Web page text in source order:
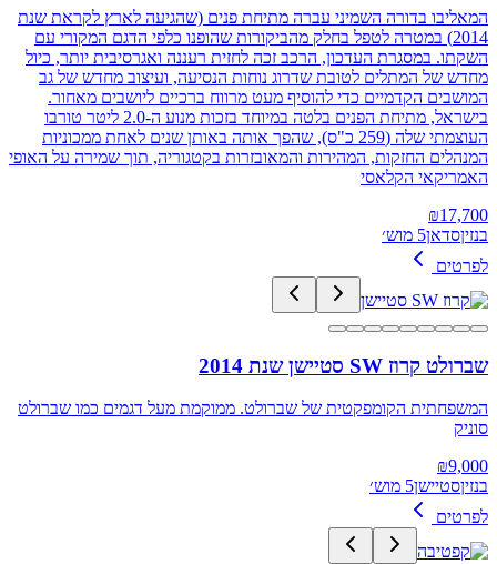
המאליבו בדורה השמיני עברה מתיחת פנים (שהגיעה לארץ לקראת שנת
2014) במטרה לטפל בחלק מהביקורות שהופנו כלפי הדגם המקורי עם
השקתו. במסגרת העדכון, הרכב זכה לחזית רעננה ואגרסיבית יותר, כיול
מחדש של המתלים לטובת שדרוג נוחות הנסיעה, ועיצוב מחדש של גב
המושבים הקדמיים כדי להוסיף מעט מרווח ברכיים ליושבים מאחור.
בישראל, מתיחת הפנים בלטה במיוחד בזכות מנוע ה-2.0 ליטר טורבו
העוצמתי שלה (259 כ"ס), שהפך אותה באותן שנים לאחת ממכוניות
המנהלים החזקות, המהירות והמאובזרות בקטגוריה, תוך שמירה על האופי
האמריקאי הקלאסי
₪17,700
בנזיןסדאן5 מוש׳
לפרטים
שברולט קרוז SW סטיישן שנת 2014
המשפחתית הקומפקטית של שברולט. ממוקמת מעל דגמים כמו שברולט
סוניק
₪9,000
בנזיןסטיישן5 מוש׳
לפרטים